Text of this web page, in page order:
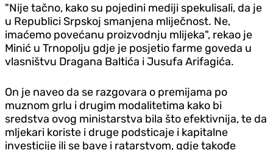
"Nije tačno, kako su pojedini mediji spekulisali, da je
u Republici Srpskoj smanjena mliječnost. Ne,
imaćemo povećanu proizvodnju mlijeka", rekao je
Minić u Trnopolju gd‌je je posjetio farme goveda u
vlasništvu Dragana Baltića i Jusufa Arifagića.
On je naveo da se razgovara o premijama po
muznom grlu i drugim modalitetima kako bi
sredstva ovog ministarstva bila što efektivnija, te da
mljekari koriste i druge podsticaje i kapitalne
investicije ili se bave i ratarstvom, gd‌je takođe